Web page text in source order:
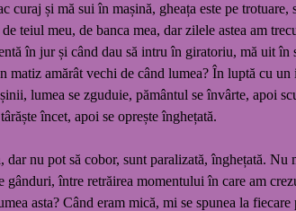
curaj și mă sui în mașină, gheața este pe
teiul meu, de banca mea, dar zilele astea am
în jur și când dau să intru în giratoriu, mă uit
matiz amărât vechi de când lumea? În luptă cu
lumea se zguduie, pământul se învârte, apoi
încet, apoi se oprește înghețată.
dar nu pot să cobor, sunt paralizată, înghețată.
gânduri, între retrăirea momentului în care am
asta? Când eram mică, mi se spunea la